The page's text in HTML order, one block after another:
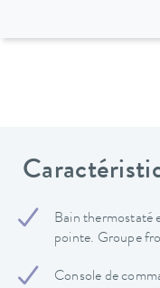
Bain thermostaté
pointe. Groupe
Console de